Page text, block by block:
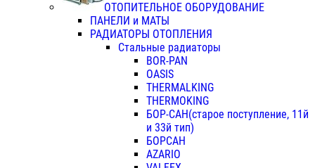
ОТОПИТЕЛЬНОЕ ОБОРУДОВАНИЕ
ПАНЕЛИ и МАТЫ
РАДИАТОРЫ ОТОПЛЕНИЯ
Стальные радиаторы
BOR-PAN
OASIS
THERMALKING
THERMOKING
БОР-САН(старое поступление, 11й
и 33й тип)
БОРСАН
AZARIO